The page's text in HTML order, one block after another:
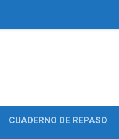
CUADERNO DE REPASO